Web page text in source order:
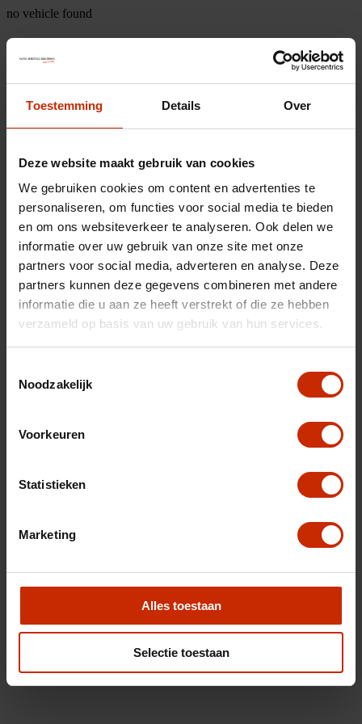
Toestemming Details Over
Deze website maakt gebruik van cookies
We gebruiken cookies om content en advertenties te
personaliseren, om functies voor social media te bieden
en om ons websiteverkeer te analyseren. Ook delen we
informatie over uw gebruik van onze site met onze
partners voor social media, adverteren en analyse. Deze
partners kunnen deze gegevens combineren met andere
informatie die u aan ze heeft verstrekt of die ze hebben
verzameld op basis van uw gebruik van hun services.
Noodzakelijk
Voorkeuren
Statistieken
Marketing
Alles toestaan
Selectie toestaan
no vehicle found